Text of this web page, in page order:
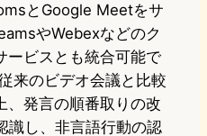
とGoogle Meetをサ
やWebexなどのク
ービスとも統合可能で
来のビデオ会議と比較
、発言の順番取りの改
識し、非言語行動の認